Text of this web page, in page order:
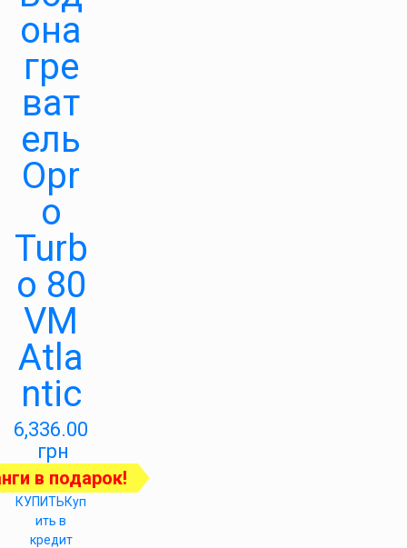
она
гре
ват
ель
Opr
o
Turb
o 80
VM
Atla
ntic
6,336.00
грн
в подарок!
КУПИТЬКуп
ить в
кредит